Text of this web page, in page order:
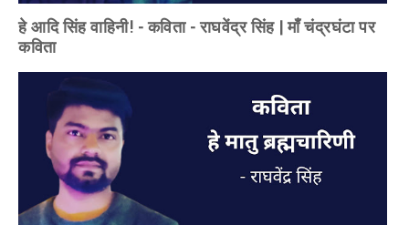
हे आदि सिंह वाहिनी! - कविता - राघवेंद्र सिंह | माँ चंद्रघंटा पर
कविता